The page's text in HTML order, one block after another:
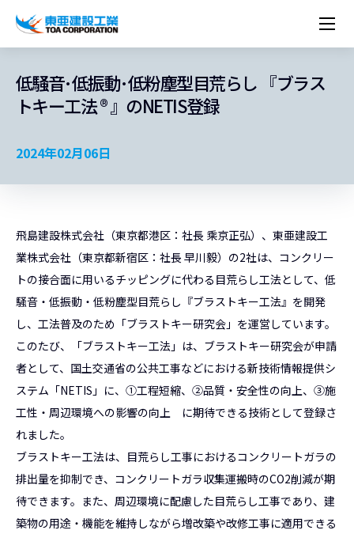
経営理念
トップメッセージ
プレスリリース
営業種目
組織図
役員一覧
コーポレートメッセージ
沿革
シンボルマーク「三羽の鶴」
関連書籍
株主・投資家情報
トップメッセージ
統合報告書
最新IR資料
株価情報
経営方針
株式・社債情報
ESGに関する外部評価
実績紹介
施設・用途別
国内から探す
現場レポート
サステナビリティ
サステナビリティ経営
重要課題とKPI
統合報告書
ESGデータ
環境マネジメント
カーボンニュートラルへの取組み
（自然関連の情報開示）
水資源
人材育成
健康経営
品質向上
パートナーシップ構築宣言
マルチステークホルダー方針
コンプライアンス
リスクマネジメント
AI活用ポリシー
知的財産基本方針
ESGに関する外部評価
ニーズから探す
建築技術一覧
技術研究開発センター
冷蔵倉庫をつくりたい
木質化計画 特別鼎談
採用情報
コーポレートメッセージ
低騒音･低振動･低粉塵型目荒らし 『ブラス
トキー工法 ® 』のNETIS登録
2024年02月06日
飛島建設株式会社（東京都港区：社長 乘京正弘）、東亜建設工
業株式会社（東京都新宿区：社長 早川毅）の2社は、コンクリー
トの接合面に用いるチッピングに代わる目荒らし工法として、低
騒音・低振動・低粉塵型目荒らし『ブラストキー工法』を開発
し、工法普及のため「ブラストキー研究会」を運営しています。
このたび、「ブラストキー工法」は、ブラストキー研究会が申請
者として、国土交通省の公共工事などにおける新技術情報提供シ
ステム「NETIS」に、①工程短縮、②品質・安全性の向上、③施
工性・周辺環境への影響の向上 に期待できる技術として登録さ
れました。
ブラストキー工法は、目荒らし工事におけるコンクリートガラの
排出量を抑制でき、コンクリートガラ収集運搬時のCO2削減が期
待できます。また、周辺環境に配慮した目荒らし工事であり、建
築物の用途・機能を維持しながら増改築や改修工事に適用できる